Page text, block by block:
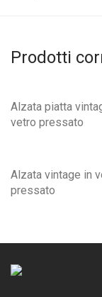
Prodotti
Alzata piatta
vetro pressato
Alzata vintage in
pressato